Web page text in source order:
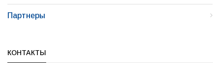
Партнеры
КОНТАКТЫ